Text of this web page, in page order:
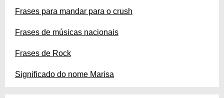
Frases para mandar para o crush
Frases de músicas nacionais
Frases de Rock
Significado do nome Marisa